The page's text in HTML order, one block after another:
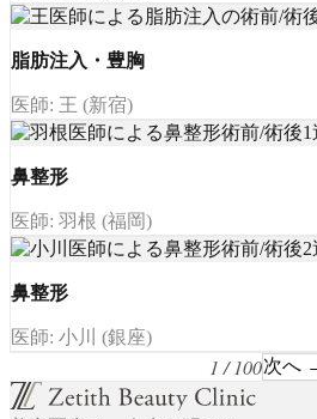
脂肪注入・豊胸
医師: 王 (新宿)
鼻整形
医師: 羽根 (福岡)
鼻整形
医師: 小川 (銀座)
1 / 100次へ